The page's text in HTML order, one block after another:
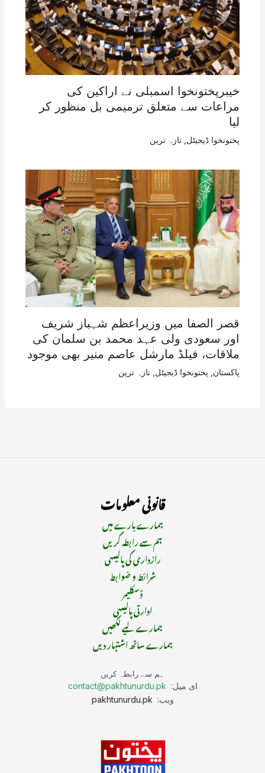
خیبرپختونخوا اسمبلی نے اراکین کی
مراعات سے متعلق ترمیمی بل منظور کر
لیا
پختونخوا ڈیجیٹل تازہ ترین
قصر الصفا میں وزیراعظم شہباز شریف
اور سعودی ولی عہد محمد بن سلمان کی
ملاقات، فیلڈ مارشل عاصم منیر بھی موجود
پاکستان پختونخوا ڈیجیٹل تازہ ترین
قانونی معلومات
ہمارے بارے میں
ہم سے رابطہ کریں
رازداری کی پالیسی
شرائط و ضوابط
ڈسکلیمر
ادارتی پالیسی
ہمارے لیے لکھیں
ہمارے ساتھ اشتہار دیں
ہم سے رابطہ کریں
ای میل: contact@pakhtunurdu.pk
ویب: